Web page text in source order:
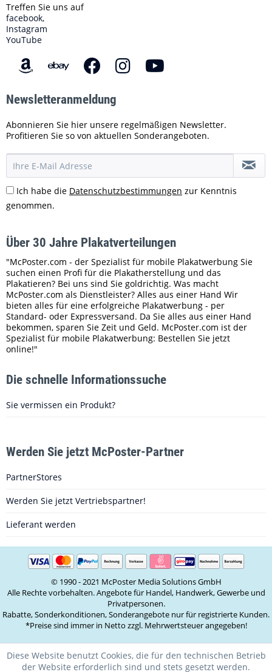
Treffen Sie uns auf
facebook,
Instagram
YouTube
Newsletteranmeldung
Abonnieren Sie hier unsere regelmäßigen Newsletter.
Profitieren Sie so von aktuellen Sonderangeboten.
Ich habe die Datenschutzbestimmungen zur Kenntnis
genommen.
Über 30 Jahre Plakatverteilungen
"McPoster.com - der Spezialist für mobile Plakatwerbung Sie
suchen einen Profi für die Plakatherstellung und das
Plakatieren? Bei uns sind Sie goldrichtig. Was macht
McPoster.com als Dienstleister? Alles aus einer Hand Wir
bieten alles für eine erfolgreiche Plakatwerbung - per
Standard- oder Expressversand. Da Sie alles aus einer Hand
bekommen, sparen Sie Zeit und Geld. McPoster.com ist der
Spezialist für mobile Plakatwerbung: Bestellen Sie jetzt
online!"
Die schnelle Informationssuche
Sie vermissen ein Produkt?
Werden Sie jetzt McPoster-Partner
PartnerStores
Werden Sie jetzt Vertriebspartner!
Lieferant werden
© 1990 - 2021 McPoster Media Solutions GmbH
Alle Rechte vorbehalten. Angebote für Handel, Handwerk, Gewerbe und
Privatpersonen.
Rabatte, Sonderkonditionen, Sonderangebote nur für registrierte Kunden.
*Preise sind immer in Netto zzgl. Mehrwertsteuer angegeben!
Diese Website benutzt Cookies, die für den technischen Betrieb
der Website erforderlich sind und stets gesetzt werden.